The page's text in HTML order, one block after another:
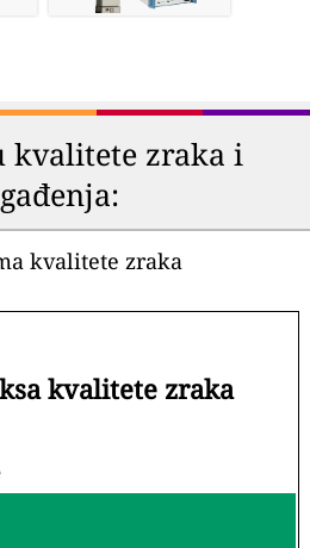
kvalitete zraka i
kvalitete zraka
kvalitete zraka